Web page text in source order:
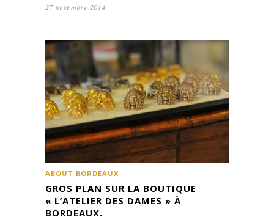
27 novembre 2014
ABOUT BORDEAUX
GROS PLAN SUR LA BOUTIQUE
« L’ATELIER DES DAMES » À
BORDEAUX.